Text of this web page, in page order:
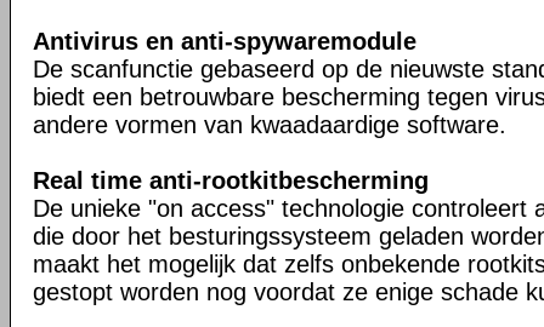
Antivirus en anti-spywaremodule
De scanfunctie gebaseerd op de nieuwste
biedt een betrouwbare bescherming tegen
andere vormen van kwaadaardige software.
Real time anti-rootkitbescherming
De unieke "on access" technologie controleert
die door het besturingssysteem geladen
maakt het mogelijk dat zelfs onbekende
gestopt worden nog voordat ze enige schade